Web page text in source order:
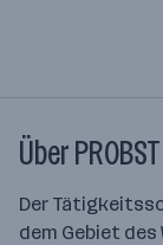
Über
Der
dem Gebiet